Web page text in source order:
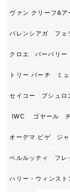
ヴァン クリーフ&ア
バレンシアガ フェ
クロエ バーバリー
トリー バーチ ミ
セイコー ブシュロ
IWC ゴヤール
オーデマ ピゲ ジ
ベルルッティ フレ
ハリー・ウィンスト